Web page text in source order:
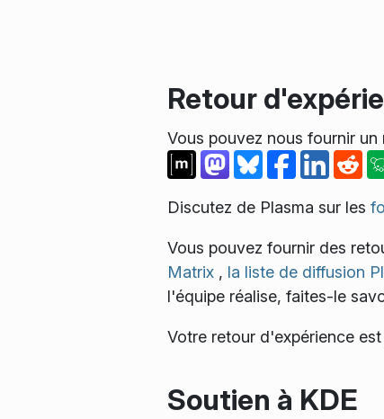
Retour
Vous pouvez nous fournir
Discutez de Plasma sur les
Vous pouvez fournir des
Matrix , la liste de diffusion
l'équipe réalise, faites-le
Votre retour d'expérience
Soutien à KDE